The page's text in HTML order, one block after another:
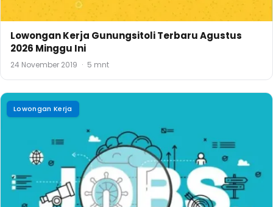
Lowongan Kerja Gunungsitoli Terbaru Agustus
2026 Minggu Ini
24 November 2019 · 5 mnt
Lowongan Kerja